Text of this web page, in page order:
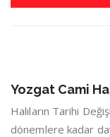
Yozgat Cami
Halıların Tarihi
dönemlere kadar